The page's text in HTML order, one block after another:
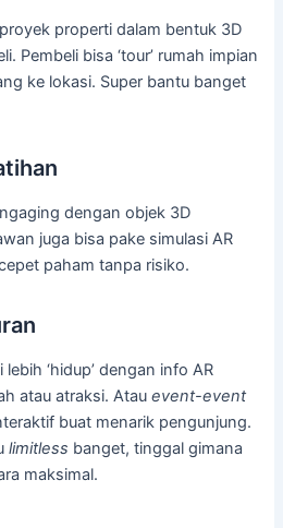
properti dalam bentuk 3D
Pembeli bisa ‘tour’ rumah impian
ke lokasi. Super bantu banget
dengan objek 3D
juga bisa pake simulasi AR
paham tanpa risiko.
‘hidup’ dengan info AR
atau atraksi. Atauevent-event
buat menarik pengunjung.
limitless banget, tinggal gimana
maksimal.